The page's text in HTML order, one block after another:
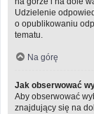
Udzielenie
o opublikowaniu
tematu.
Na górę
Jak obserwować
Aby obserwować
znajdujący się na